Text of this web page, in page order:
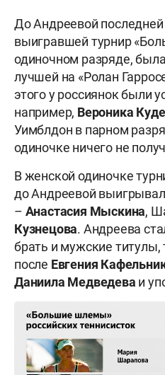
До Андреевой последней
выигравшей турнир
одиночном разряде,
лучшей на «Ролан
этого у россиянок были
например, Вероника
Уимблдон в парном
одиночке ничего не
В женской одиночке
до Андреевой
– Анастасия Мыскина,
Кузнецова. Андреева
брать и мужские титулы,
после Евгения
Даниила Медведева и